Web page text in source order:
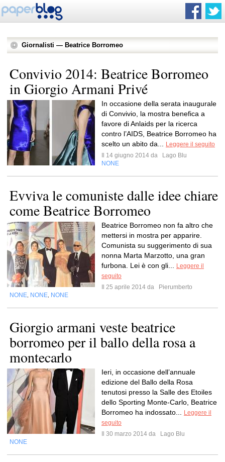
Giornalisti — Beatrice Borromeo
Convivio 2014: Beatrice Borromeo
in Giorgio Armani Privé
In occasione della serata inaugurale
di Convivio, la mostra benefica a
favore di Anlaids per la ricerca
contro l’AIDS, Beatrice Borromeo ha
scelto un abito da...
Leggere il seguito
Il 14 giugno 2014 da
Lago Blu
NONE
Evviva le comuniste dalle idee chiare
come Beatrice Borromeo
Beatrice Borromeo non fa altro che
mettersi in mostra per apparire.
Comunista su suggerimento di sua
nonna Marta Marzotto, una gran
furbona. Lei è con gli...
Leggere il
seguito
Il 25 aprile 2014 da
Pierumberto
NONE NONE NONE
Giorgio armani veste beatrice
borromeo per il ballo della rosa a
montecarlo
Ieri, in occasione dell’annuale
edizione del Ballo della Rosa
tenutosi presso la Salle des Etoiles
dello Sporting Monte-Carlo, Beatrice
Borromeo ha indossato...
Leggere il
seguito
Il 30 marzo 2014 da
Lago Blu
NONE